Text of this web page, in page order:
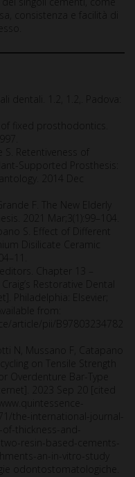
consistenza e facilità di
dentali. 1.2, 1.2,. Padova:
fixed prosthodontics.
S. Retentiveness of
Supported Prosthesis:
2014 Dec
F. The New Elderly
2021 Mar;3(1):99–104.
S. Effect of Different
Disilicate Ceramic
Chapter 13 –
Restorative Dental
Philadelphia: Elsevier;
from:
article/pii/B97803234782
N, Mussano F, Catapano
on Tensile Strength
Overdenture Bar-Type
2023 Sep 20 [cited
the-international-journal-
thickness-and-
resin-based-cements-
an-in-vitro-study
odontostomatologiche.